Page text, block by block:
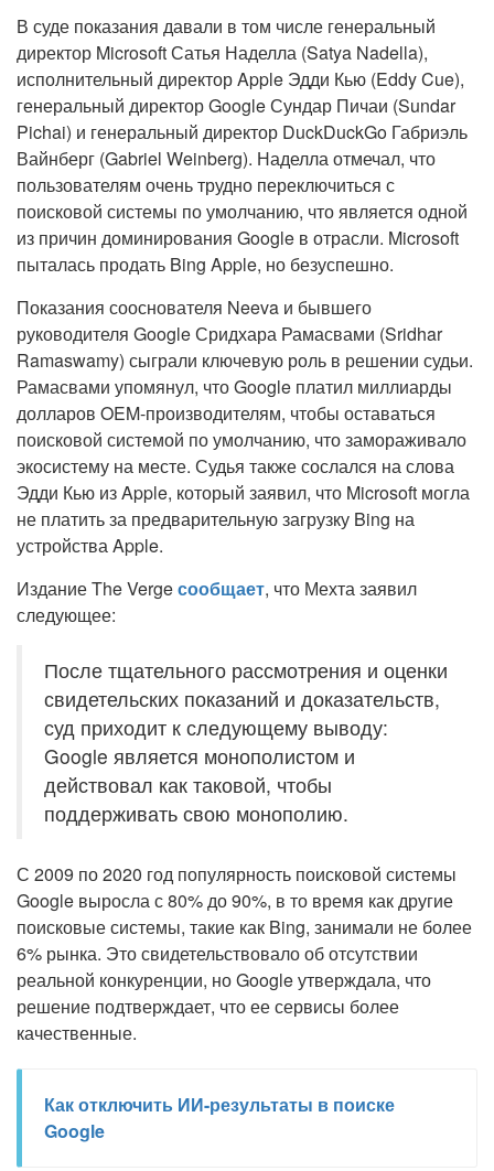
В суде показания давали в том числе генеральный
директор Microsoft Сатья Наделла (Satya Nadella),
исполнительный директор Apple Эдди Кью (Eddy Cue),
генеральный директор Google Сундар Пичаи (Sundar
Pichai) и генеральный директор DuckDuckGo Габриэль
Вайнберг (Gabriel Weinberg). Наделла отмечал, что
пользователям очень трудно переключиться с
поисковой системы по умолчанию, что является одной
из причин доминирования Google в отрасли. Microsoft
пыталась продать Bing Apple, но безуспешно.
Показания сооснователя Neeva и бывшего
руководителя Google Сридхара Рамасвами (Sridhar
Ramaswamy) сыграли ключевую роль в решении судьи.
Рамасвами упомянул, что Google платил миллиарды
долларов OEM-производителям, чтобы оставаться
поисковой системой по умолчанию, что замораживало
экосистему на месте. Судья также сослался на слова
Эдди Кью из Apple, который заявил, что Microsoft могла
не платить за предварительную загрузку Bing на
устройства Apple.
Издание The Vergeсообщает, что Мехта заявил
следующее:
После тщательного рассмотрения и оценки
свидетельских показаний и доказательств,
суд приходит к следующему выводу:
Google является монополистом и
действовал как таковой, чтобы
поддерживать свою монополию.
С 2009 по 2020 год популярность поисковой системы
Google выросла с 80% до 90%, в то время как другие
поисковые системы, такие как Bing, занимали не более
6% рынка. Это свидетельствовало об отсутствии
реальной конкуренции, но Google утверждала, что
решение подтверждает, что ее сервисы более
качественные.
Как отключить ИИ-результаты в поиске
Google